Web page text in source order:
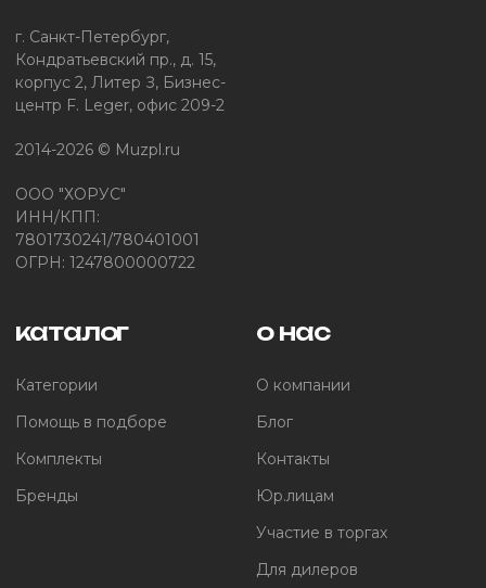
г. Санкт-Петербург,
Кондратьевский пр., д. 15,
корпус 2, Литер З, Бизнес-
центр F. Leger, офис 209-2
2014-2026 © Muzpl.ru
ООО "ХОРУС"
ИНН/КПП:
7801730241/780401001
ОГРН: 1247800000722
каталог
Категории
Помощь в подборе
Комплекты
Бренды
о нас
О компании
Блог
Контакты
Юр.лицам
Участие в торгах
Для дилеров